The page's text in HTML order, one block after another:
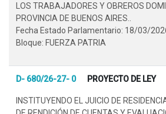
LOS TRABAJADORES Y OBREROS
PROVINCIA DE BUENOS AIRES..
Fecha Estado Parlamentario: 18/03/
Bloque: FUERZA PATRIA
D- 680/26-27- 0 PROYECTO DE LEY
INSTITUYENDO EL JUICIO DE